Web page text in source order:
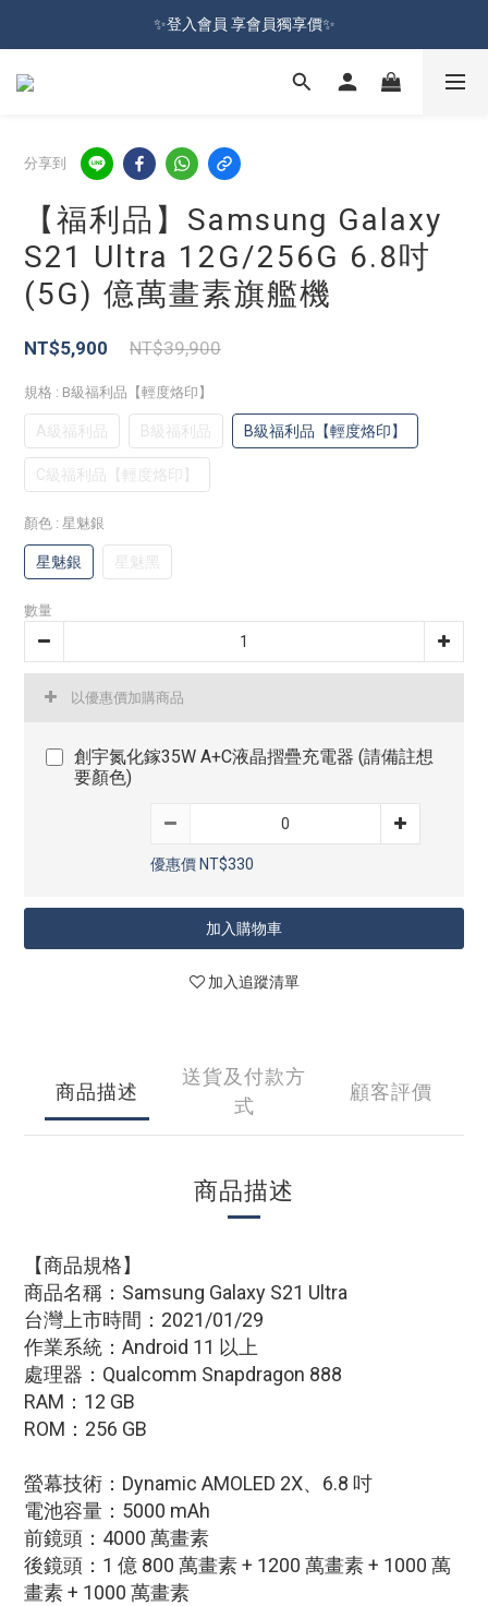
加入會員就送100元購物金 | 全館購物滿＄599 免運
✨登入會員 享會員獨享價✨
✅訂閱訂單通知 進度及時掌握
分享到
【福利品】Samsung Galaxy
S21 Ultra 12G/256G 6.8吋
(5G) 億萬畫素旗艦機
NT$39,900
NT$5,900
規格 : B級福利品【輕度烙印】
A級福利品 B級福利品 B級福利品【輕度烙印】
C級福利品【輕度烙印】
顏色 : 星魅銀
星魅銀 星魅黑
數量
以優惠價加購商品
創宇氮化鎵35W A+C液晶摺疊充電器 (請備註想
要顏色)
優惠價 NT$330
加入購物車
加入追蹤清單
商品描述
送貨及付款方
式
顧客評價
商品描述
【商品規格】
商品名稱：Samsung Galaxy S21 Ultra
台灣上市時間：2021/01/29
作業系統：Android 11 以上
處理器：Qualcomm Snapdragon 888
RAM：12 GB
ROM：256 GB
螢幕技術：Dynamic AMOLED 2X、6.8 吋
電池容量：5000 mAh
前鏡頭：4000 萬畫素
後鏡頭：1 億 800 萬畫素 + 1200 萬畫素 + 1000 萬
畫素 + 1000 萬畫素